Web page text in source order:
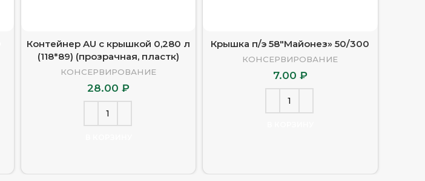
Контейнер AU с крышкой 0,280 л
(118*89) (прозрачная, пластк)
КОНСЕРВИРОВАНИЕ
28.00₽
Крышка п/э 58″Майонез» 50/300
КОНСЕРВИРОВАНИЕ
7.00 ₽